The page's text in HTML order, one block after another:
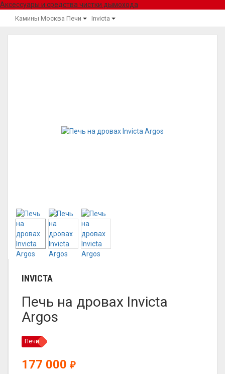
Аксессуары и средства чистки дымохода
Камины Москва Печи Invicta
INVICTA
Печь на дровах Invicta
Argos
Печи
177 000 ₽